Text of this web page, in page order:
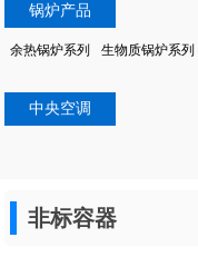
锅炉产品
余热锅炉系列 生物质锅炉系列
中央空调
非标容器